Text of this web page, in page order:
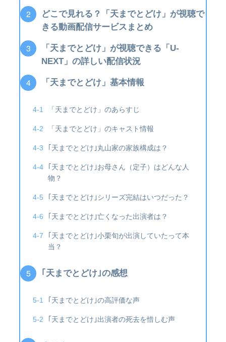
どこで見れる？「天までとどけ」が視聴で
きる動画配信サービスまとめ
「天までとどけ」が視聴できる「U-
NEXT」の詳しい配信状況
「天までとどけ」基本情報
「天までとどけ」のあらすじ
「天までとどけ」のキャスト情報
｢天までとどけ｣丸山家の家族構成は？
｢天までとどけ｣お母さん（定子）はどんな人
物？
｢天までとどけ｣シリーズ完結はいつだった？
｢天までとどけ｣亡くなった出演者は？
｢天までとどけ｣小栗旬が出演していたって本
当？
｢天までとどけ｣の感想
｢天までとどけ｣の高評価な声
｢天までとどけ｣出演者の死去を惜しむ声